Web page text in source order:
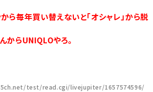
ら毎年買い替えないと「オシャレ」から脱
からUNIQLOやろ。
test/read.cgi/livejupiter/1657574596/